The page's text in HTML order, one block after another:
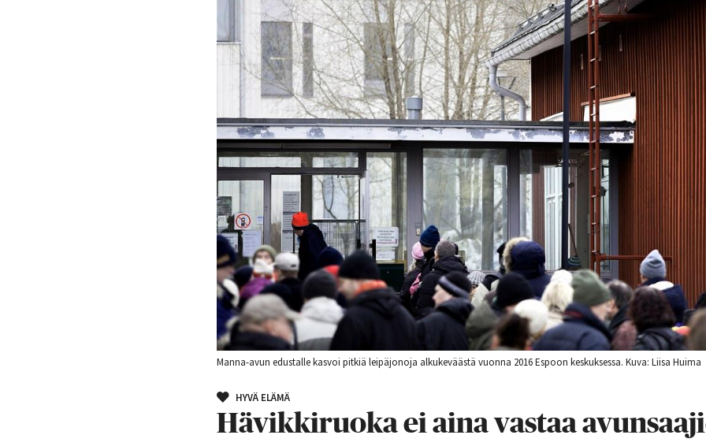
Manna-avun edustalle kasvoi pitkiä leipäjonoja alkukeväästä vuonna 2016 Espoon keskuksessa. Kuva: Liisa Huima
HYVÄ ELÄMÄ
Hävikkiruoka ei aina vastaa